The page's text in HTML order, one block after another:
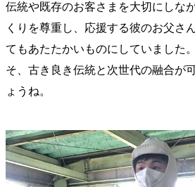
伝統や既存のお客さまを大切にしな
くりを尊重し、応援する彼のお父さ
てもあたたかいものにしていました
そ、古き良き伝統と次世代の融合が
ょうね。